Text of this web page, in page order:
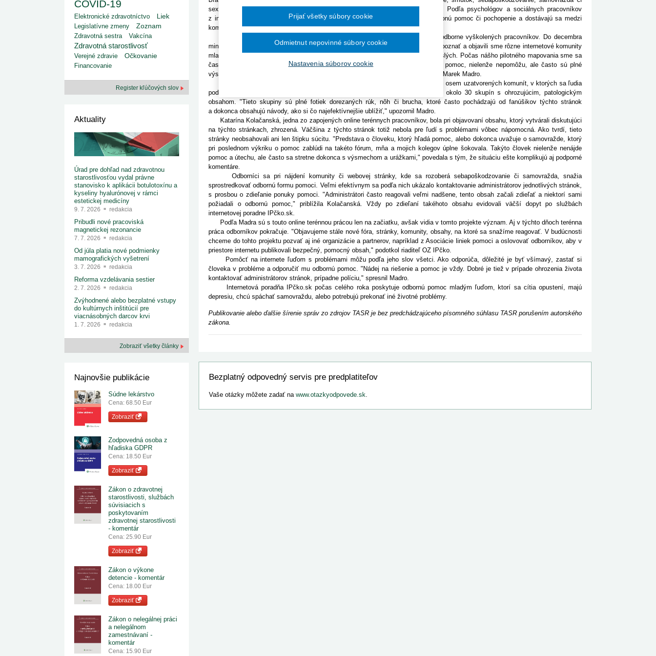
1. 7. 2026
redakcia
Ministerstvo zdravotníctva zverejnilo aktualizovaný
zoznam kategori...
29. 6. 2026
redakcia
Rezort zdravotníctva zverejnil zoznam
kategorizovaných špeciálnych ...
29. 6. 2026
redakcia
Výzva na podporu dostupnosti zdravotnej
22. 6. 2026
redakcia
2015
2012
Ročník 2013
Ročník 2012
Ročník 2010
Ročník 2026
sexuálne násilie. Aj tieto problémy riešia v internetovom prostredí mladí ľudia. Podľa psychológov a sociálnych pracovníkov
z internetovej poradne pre mladých – IPčko.sk však nie vždy nachádzajú potrebnú pomoc či pochopenie a dostávajú sa medzi
komunity podporujúce sebapoškodzovanie či dokonca samovražedné správanie.
Internetová poradňa IPčko.sk v auguste 2015 vyčlenila svojich desiatich odborne vyškolených pracovníkov. Do decembra
minulého roka postupne mapovali online priestor ako terén. "Chceli sme ho viac spoznať a objavili sme rôzne internetové komunity
mladých samovrahov, anorektičiek, sebapoškodzujúcich mladých či drogovo závislých. Počas nášho pilotného mapovania sme sa
často stretávali s komentármi v diskusných fórach, ktoré človeku hľadajúcemu pomoc, nielenže nepomôžu, ale často sú plné
výsmechu a urážok," priblížil pre TASR riaditeľ občianskeho združenia (OZ) IPčko Marek Madro.
Psychológovia a sociálni pracovníci počas svojho bádania na internete objavili osem uzatvorených komunít, v ktorých sa ľudia
podporujú v samovražedných tendenciách. Na jednej zo sociálnych sietí našli okolo 30 skupín s ohrozujúcim, patologickým
obsahom. "Tieto skupiny sú plné fotiek dorezaných rúk, nôh či brucha, ktoré často pochádzajú od fanúšikov týchto stránok
a dokonca obsahujú návody, ako si čo najefektívnejšie ublížiť," upozornil Madro.
Katarína Kolačanská, jedna zo zapojených online terénnych pracovníkov, bola pri objavovaní obsahu, ktorý vytvárali diskutujúci
na týchto stránkach, zhrozená. Väčšina z týchto stránok totiž nebola pre ľudí s problémami vôbec nápomocná. Ako tvrdí, tieto
stránky neobsahovali ani len štipku súcitu. "Predstava o človeku, ktorý hľadá pomoc, alebo dokonca uvažuje o samovražde, ktorý
pri poslednom výkriku o pomoc zablúdi na takéto fórum, mňa a mojich kolegov úplne šokovala. Takýto človek nielenže nenájde
pomoc a útechu, ale často sa stretne dokonca s výsmechom a urážkami," povedala s tým, že situáciu ešte komplikujú aj podporné
komentáre.
Odborníci sa pri nájdení komunity či webovej stránky, kde sa rozoberá sebapoškodzovanie či samovražda, snažia
sprostredkovať odbornú formu pomoci. Veľmi efektívnym sa podľa nich ukázalo kontaktovanie administrátorov jednotlivých stránok,
s prosbou o zdieľanie ponuky pomoci. "Administrátori často reagovali veľmi nadšene, tento obsah začali zdieľať a niektorí sami
požiadali o odbornú pomoc," priblížila Kolačanská. Vždy po zdieľaní takéhoto obsahu evidovali väčší dopyt po službách
internetovej poradne IPčko.sk.
Podľa Madra sú s touto online terénnou prácou len na začiatku, avšak vidia v tomto projekte význam. Aj v týchto dňoch terénna
práca odborníkov pokračuje. "Objavujeme stále nové fóra, stránky, komunity, obsahy, na ktoré sa snažíme reagovať. V budúcnosti
chceme do tohto projektu pozvať aj iné organizácie a partnerov, napríklad z Asociácie liniek pomoci a oslovovať odborníkov, aby v
priestore internetu publikovali bezpečný, pomocný obsah," podotkol riaditeľ OZ IPčko.
Pomôcť na internete ľuďom s problémami môžu podľa jeho slov všetci. Ako odporúča, dôležité je byť všímavý, zastať si
človeka v probléme a odporučiť mu odbornú pomoc. "Nádej na riešenie a pomoc je vždy. Dobré je tiež v prípade ohrozenia života
kontaktovať administrátorov stránok, prípadne políciu," spresnil Madro.
Internetová poradňa IPčko.sk počas celého roka poskytuje odbornú pomoc mladým ľuďom, ktorí sa cítia opustení, majú
depresiu, chcú spáchať samovraždu, alebo potrebujú prekonať iné životné problémy.
Publikovanie alebo ďalšie šírenie správ zo zdrojov TASR je bez predchádzajúceho písomného súhlasu TASR porušením autorského
zákona.
Bezplatný odpovedný servis pre predplatiteľov
Vaše otázky môžete zadať na www.otazkyodpovede.sk.
COVID-19
Elektronické zdravotníctvo Liek
Legislatívne zmeny
Zoznam
Zdravotná sestra
Vakcína
Zdravotná starostlivosť
Verejné zdravie
Očkovanie
Financovanie
Register kľúčových slov
Aktuality
Úrad pre dohľad nad zdravotnou
starostlivosťou vydal právne
stanovisko k aplikácii botulotoxínu a
kyseliny hyalurónovej v rámci
estetickej medicíny
9. 7. 2026 redakcia
Pribudli nové pracoviská
magnetickej rezonancie
7. 7. 2026 redakcia
Od júla platia nové podmienky
mamografických vyšetrení
3. 7. 2026 redakcia
Reforma vzdelávania sestier
2. 7. 2026 redakcia
Zvýhodnené alebo bezplatné vstupy
do kultúrnych inštitúcií pre
viacnásobných darcov krvi
1. 7. 2026 redakcia
Zobraziť všetky články
Najnovšie publikácie
Súdne lekárstvo
Cena: 68.50 Eur
Zobraziť
Zodpovedná osoba z
hľadiska GDPR
Cena: 18.50 Eur
Zobraziť
Zákon o zdravotnej
starostlivosti, službách
súvisiacich s
poskytovaním
zdravotnej starostlivosti
- komentár
Cena: 25.90 Eur
Zobraziť
Zákon o výkone
detencie - komentár
Cena: 18.00 Eur
Zobraziť
Zákon o nelegálnej práci
a nelegálnom
zamestnávaní -
komentár
Cena: 15.90 Eur
Nastavenia súborov cookie
Odmietnut nepovinné súbory cookie
Prijať všetky súbory cookie